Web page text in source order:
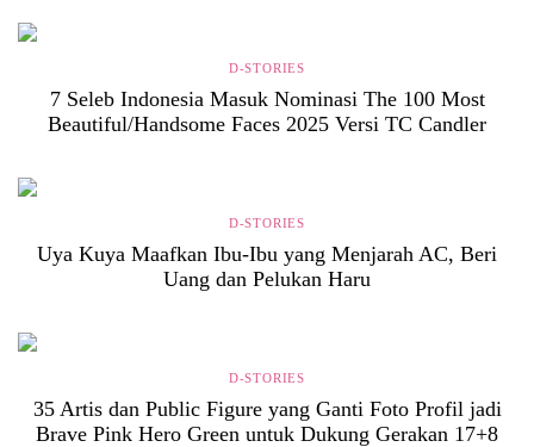
D-STORIES
7 Seleb Indonesia Masuk Nominasi The 100 Most
Beautiful/Handsome Faces 2025 Versi TC Candler
D-STORIES
Uya Kuya Maafkan Ibu-Ibu yang Menjarah AC, Beri
Uang dan Pelukan Haru
D-STORIES
35 Artis dan Public Figure yang Ganti Foto Profil jadi
Brave Pink Hero Green untuk Dukung Gerakan 17+8